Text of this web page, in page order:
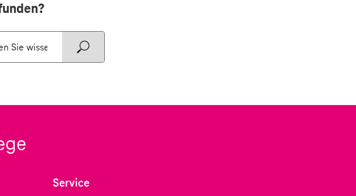
Service